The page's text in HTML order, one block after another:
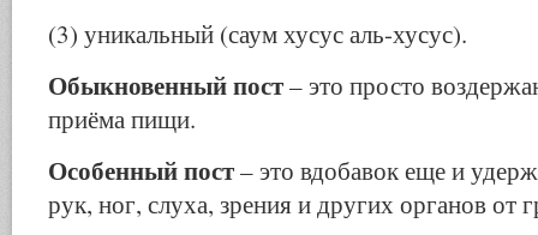
(3) уникальный (саум хусус аль-хусус).
Обыкновенный пост– это просто
приёма пищи.
Особенный пост– это вдобавок еще и
рук, ног, слуха, зрения и других органов от